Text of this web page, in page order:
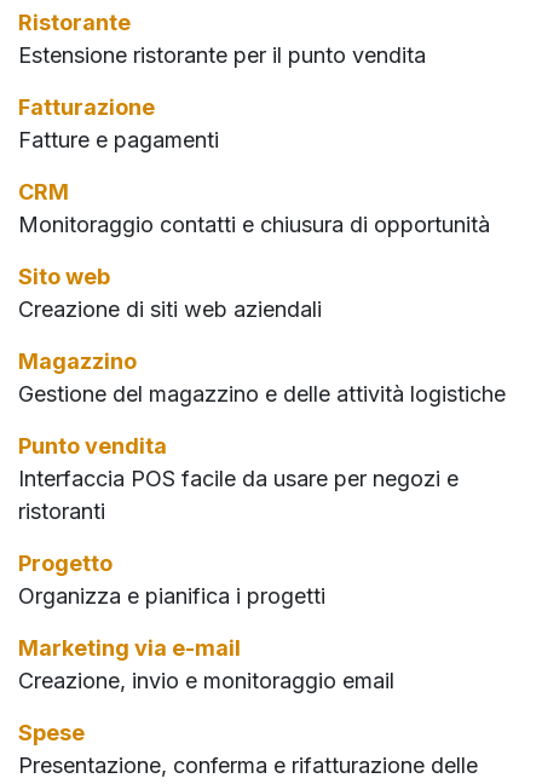
Ristorante
Estensione ristorante per il punto vendita
Fatturazione
Fatture e pagamenti
CRM
Monitoraggio contatti e chiusura di opportunità
Sito web
Creazione di siti web aziendali
Magazzino
Gestione del magazzino e delle attività logistiche
Punto vendita
Interfaccia POS facile da usare per negozi e
ristoranti
Progetto
Organizza e pianifica i progetti
Marketing via e-mail
Creazione, invio e monitoraggio email
Spese
Presentazione, conferma e rifatturazione delle